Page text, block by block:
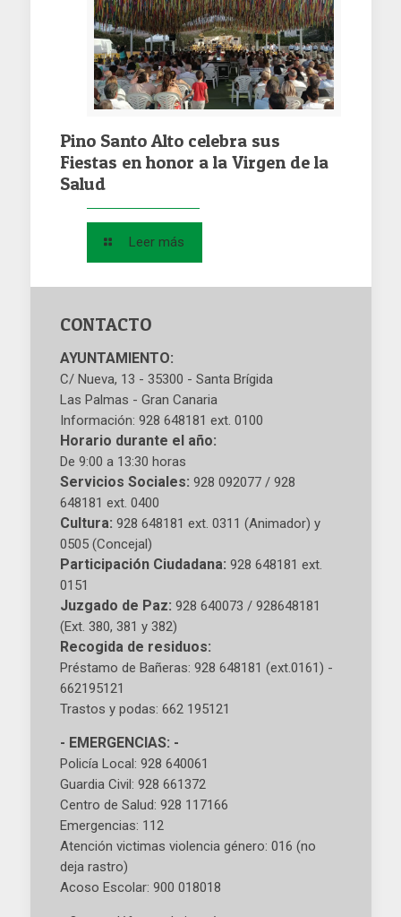
Pino Santo Alto celebra sus
Fiestas en honor a la Virgen de la
Salud
Leer más
CONTACTO
AYUNTAMIENTO:
C/ Nueva, 13 - 35300 - Santa Brígida
Las Palmas - Gran Canaria
Información: 928 648181 ext. 0100
Horario durante el año:
De 9:00 a 13:30 horas
Servicios Sociales: 928 092077 / 928
648181 ext. 0400
Cultura: 928 648181 ext. 0311 (Animador) y
0505 (Concejal)
Participación Ciudadana: 928 648181 ext.
0151
Juzgado de Paz: 928 640073 / 928648181
(Ext. 380, 381 y 382)
Recogida de residuos:
Préstamo de Bañeras: 928 648181 (ext.0161) -
662195121
Trastos y podas: 662 195121
- EMERGENCIAS: -
Policía Local: 928 640061
Guardia Civil: 928 661372
Centro de Salud: 928 117166
Emergencias: 112
Atención victimas violencia género: 016 (no
deja rastro)
Acoso Escolar: 900 018018